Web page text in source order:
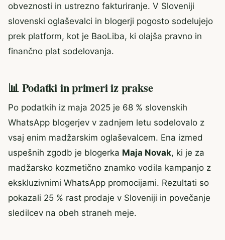
obveznosti in ustrezno fakturiranje. V Sloveniji
slovenski oglaševalci in blogerji pogosto sodelujejo
prek platform, kot je BaoLiba, ki olajša pravno in
finančno plat sodelovanja.
📊 Podatki in primeri iz prakse
Po podatkih iz maja 2025 je 68 % slovenskih
WhatsApp blogerjev v zadnjem letu sodelovalo z
vsaj enim madžarskim oglaševalcem. Ena izmed
uspešnih zgodb je blogerka Maja Novak, ki je za
madžarsko kozmetično znamko vodila kampanjo z
ekskluzivnimi WhatsApp promocijami. Rezultati so
pokazali 25 % rast prodaje v Sloveniji in povečanje
sledilcev na obeh straneh meje.